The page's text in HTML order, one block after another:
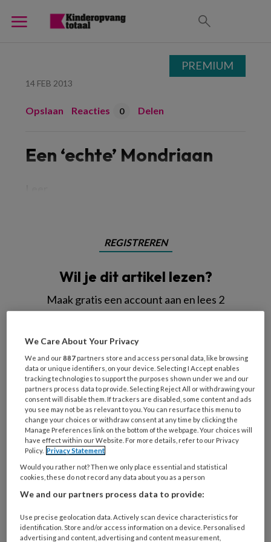
14 FEB 2013
Opslaan Reacties 0 Delen
Een ‘echte’ Mondriaan
REGISTREREN
Wil je dit artikel lezen?
Maak gratis een account aan en lees 2
artikelen gratis per maand
Al een account of abonnement?
Wat
is
je
e-
mailadres?
* *
Kies
je
wachtwoord*
Kies
je
Bij
PREMIUM
We Care About Your Privacy
We and our887 partners store and access personal data, like browsing
data or unique identifiers, on your device. Selecting I Accept enables
tracking technologies to support the purposes shown under we and our
partners process data to provide. Selecting Reject All or withdrawing your
consent will disable them. If trackers are disabled, some content and ads
you see may not be as relevant to you. You can resurface this menu to
change your choices or withdraw consent at any time by clicking the
Manage Preferences link on the bottom of the webpage. Your choices will
have effect within our Website. For more details, refer to our Privacy
Policy. Privacy Statement
Would you rather not? Then we only place essential and statistical
cookies, these do not record any data about you as a person
We and our partners process data to provide:
Use precise geolocation data. Actively scan device characteristics for
identification. Store and/or access information on a device. Personalised
advertising and content, advertising and content measurement,